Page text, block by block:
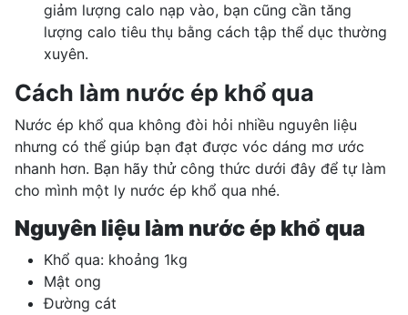
giảm lượng calo nạp vào, bạn cũng cần tăng
lượng calo tiêu thụ bằng cách tập thể dục thường
xuyên.
Cách làm nước ép khổ qua
Nước ép khổ qua không đòi hỏi nhiều nguyên liệu
nhưng có thể giúp bạn đạt được vóc dáng mơ ước
nhanh hơn. Bạn hãy thử công thức dưới đây để tự làm
cho mình một ly nước ép khổ qua nhé.
Nguyên liệu làm nước ép khổ qua
Khổ qua: khoảng 1kg
Mật ong
Đường cát